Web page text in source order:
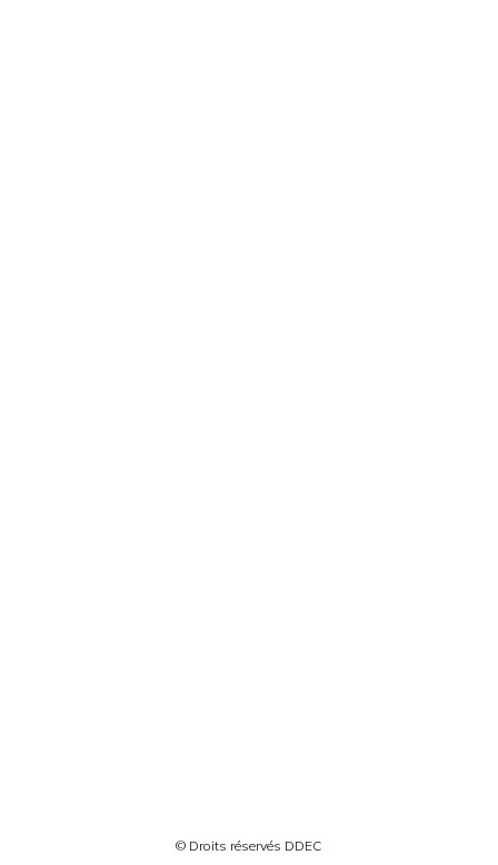
© Droits réservés DDEC